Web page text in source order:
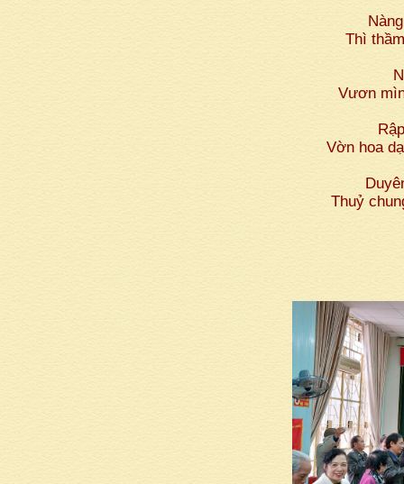
Thì
Vươn
Vờn hoa
Thuỷ